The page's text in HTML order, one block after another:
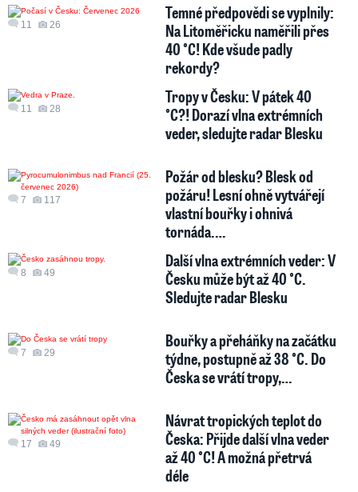
11 26
Temné předpovědi se vyplnily:
Na Litoměřicku naměřili přes
40 °C! Kde všude padly
rekordy?
11 28
Tropy v Česku: V pátek 40
°C?! Dorazí vlna extrémních
veder, sledujte radar Blesku
7 117
Požár od blesku? Blesk od
požáru! Lesní ohně vytvářejí
vlastní bouřky i ohnivá
tornáda.…
8 49
Další vlna extrémních veder: V
Česku může být až 40 °C.
Sledujte radar Blesku
7 29
Bouřky a přeháňky na začátku
týdne, postupně až 38 °C. Do
Česka se vrátí tropy,…
17 49
Návrat tropických teplot do
Česka: Přijde další vlna veder
až 40 °C! A možná přetrvá
déle